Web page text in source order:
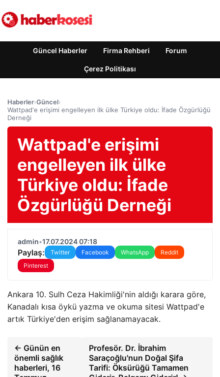
Güncel Haberler Firma Rehberi Forum
Çerez Politikası
Haberler›Güncel›
Wattpad'e erişimi engelleyen ilk ülke Türkiye oldu: İfade Özgürlüğü
Derneği
Wattpad'e erişimi
engelleyen ilk ülke
Türkiye oldu: İfade
Özgürlüğü Derneği
admin•17.07.2024 07:18
Paylaş: Twitter Facebook WhatsApp
Reddit
Pinterest
Ankara 10. Sulh Ceza Hakimliği'nin aldığı karara göre,
Kanadalı kısa öykü yazma ve okuma sitesi Wattpad'e
artık Türkiye'den erişim sağlanamayacak.
← Günün en
önemli sağlık
haberleri, 16
Profesör. Dr. İbrahim
Saraçoğlu'nun Doğal Şifa
Tarifi: Öksürüğü Tamamen